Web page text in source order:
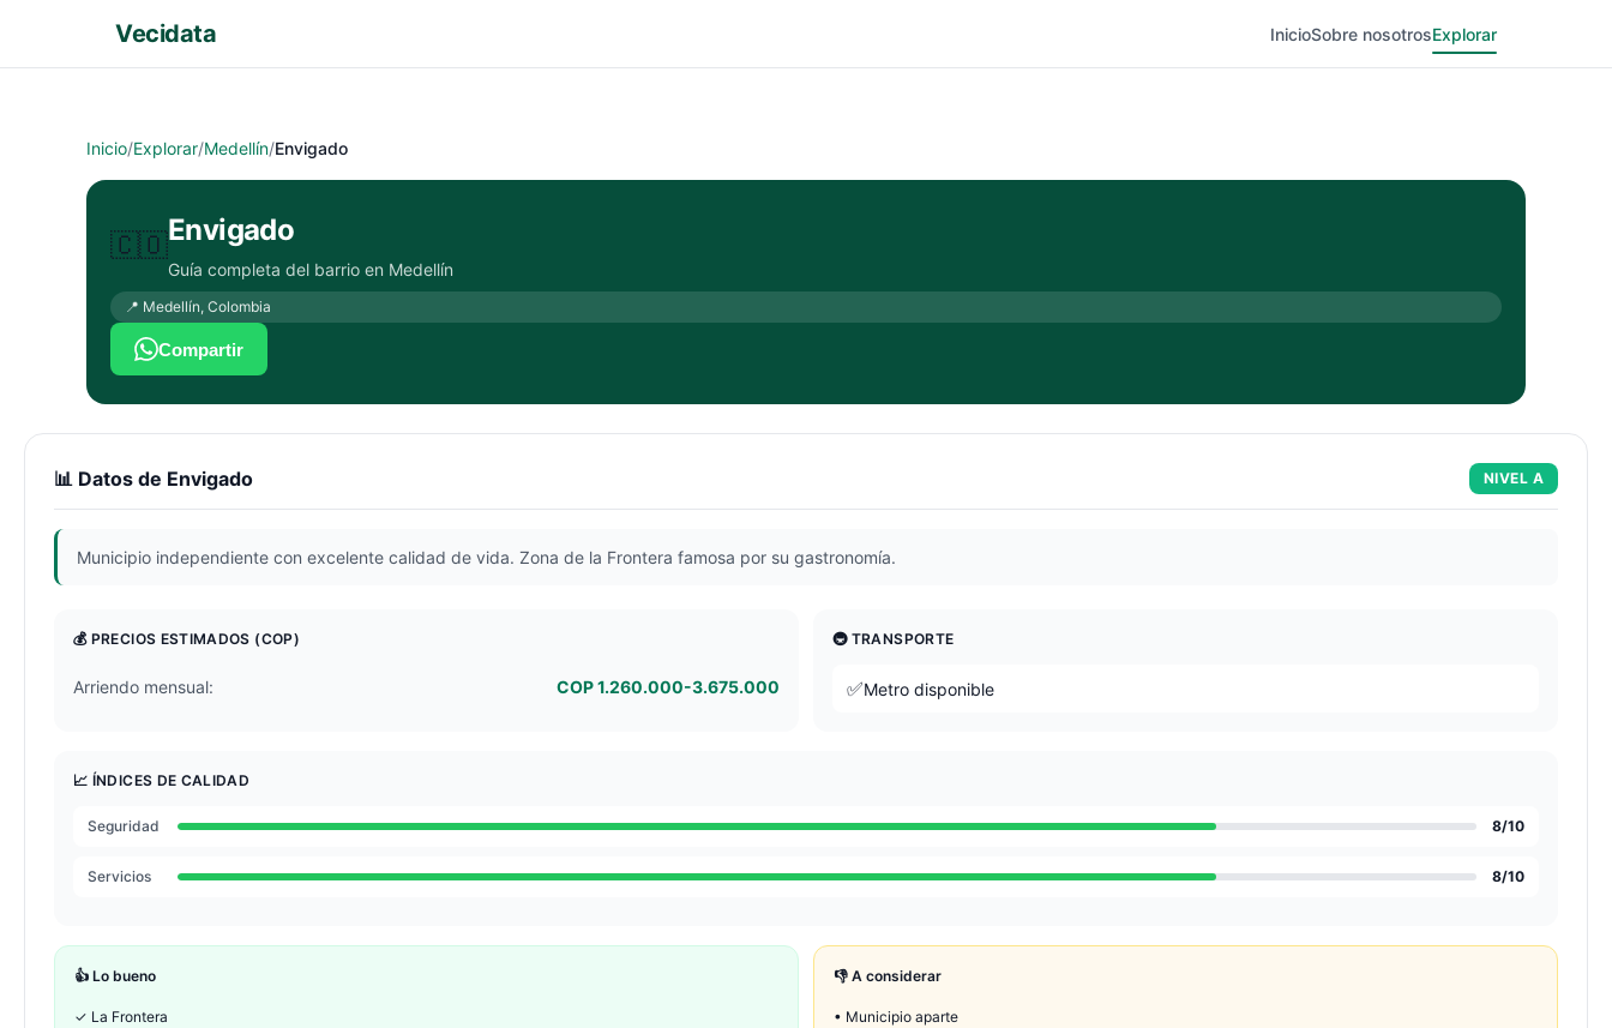
Vecidata InicioSobre nosotrosExplorar
Inicio/Explorar/Medellín/Envigado
🇨🇴Envigado
Guía completa del barrio en Medellín
📍 Medellín, Colombia
Compartir
📊 Datos de Envigado NIVEL A
Municipio independiente con excelente calidad de vida. Zona de la Frontera famosa por su gastronomía.
💰 PRECIOS ESTIMADOS (COP)
Arriendo mensual: COP 1.260.000-3.675.000
🚇 TRANSPORTE
✅Metro disponible
📈 ÍNDICES DE CALIDAD
Seguridad 8/10
Servicios 8/10
👍 Lo bueno
✓ La Frontera
👎 A considerar
• Municipio aparte